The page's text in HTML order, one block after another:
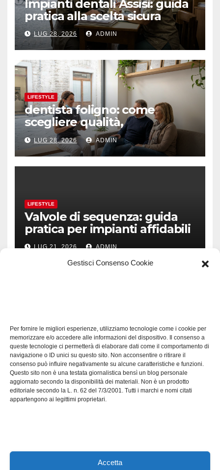
Gestisci Consenso Cookie
Per fornire le migliori esperienze, utilizziamo tecnologie come i cookie per
memorizzare e/o accedere alle informazioni del dispositivo. Il consenso a
queste tecnologie ci permetterà di elaborare dati come il comportamento di
navigazione o ID unici su questo sito. Non acconsentire o ritirare il
consenso può influire negativamente su alcune caratteristiche e funzioni.
Questo sito non è una testata giornalistica bensì un blog personale
aggiornato secondo la disponibilità dei materiali. Non è un prodotto
editoriale secondo la L. n. 62 del 7/3/2001. Tutti i marchi e nomi citati
appartengono ai legittimi proprietari.
Accetta
Impianti dentali Assisi: guida
pratica alla scelta sicura
LUG 28, 2026 ADMIN
LIFESTYLE
dentista foligno: come
scegliere qualità,
prevenzione e fiducia
LUG 28, 2026 ADMIN
LIFESTYLE
Valvole di sequenza: guida
pratica per impianti affidabili
LUG 21, 2026 ADMIN
Software manutenzioni:
guida pratica alla scelta
efficace
LUG 17, 2026 ADMIN
Axeleroacademy.it